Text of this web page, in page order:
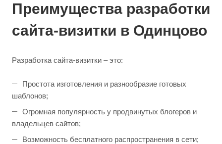
Преимущества разработки
сайта-визитки в Одинцово
Разработка сайта-визитки – это:
Простота изготовления и разнообразие готовых
шаблонов;
Огромная популярность у продвинутых блогеров и
владельцев сайтов;
Возможность бесплатного распространения в сети;